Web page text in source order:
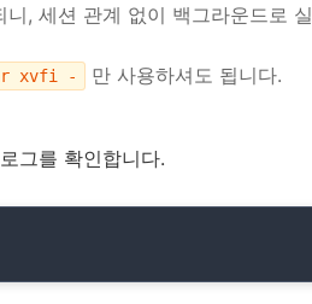
, 세션 관계 없이 백그라운드로 실
xvfi - 만 사용하셔도 됩니다.
그를 확인합니다.